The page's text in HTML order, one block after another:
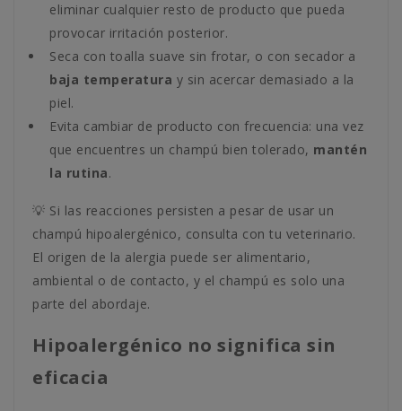
eliminar cualquier resto de producto que pueda
provocar irritación posterior.
Seca con toalla suave sin frotar, o con secador a
baja temperatura y sin acercar demasiado a la
piel.
Evita cambiar de producto con frecuencia: una vez
que encuentres un champú bien tolerado, mantén
la rutina.
💡 Si las reacciones persisten a pesar de usar un
champú hipoalergénico, consulta con tu veterinario.
El origen de la alergia puede ser alimentario,
ambiental o de contacto, y el champú es solo una
parte del abordaje.
Hipoalergénico no significa sin
eficacia